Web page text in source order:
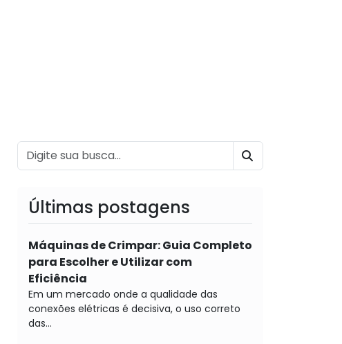
BUSCAR
Últimas postagens
Máquinas de Crimpar: Guia Completo
para Escolher e Utilizar com
Eficiência
Em um mercado onde a qualidade das
conexões elétricas é decisiva, o uso correto
das...